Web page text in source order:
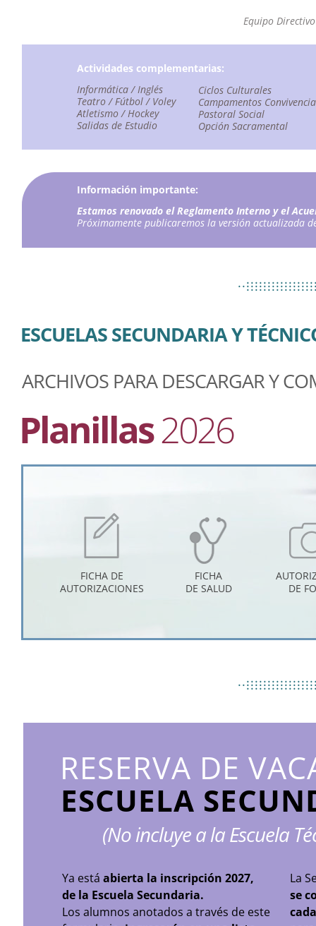
Equipo
Actividades complementarias:
Informática / Inglés
Teatro / Fútbol / Voley
Atletismo / Hockey
Salidas de Estudio
Ciclos Culturales
Campamentos
Pastoral Social
Opción Sacramental
Estamos renovado el Reglamento Interno y el
Próximamente publicaremos la versión actualizada
Información importante:
ESCUELAS SECUNDARIA Y
ARCHIVOS PARA DESCARGAR Y
Planillas2026
FICHA
DE SALUD
FICHA DE
AUTORIZACIONES
DE
RESERVA DE
ESCUELA
(No incluye a la Escuela
Ya está abierta la inscripción 2027,
de la Escuela Secundaria.
Los alumnos anotados a través de este
La
se